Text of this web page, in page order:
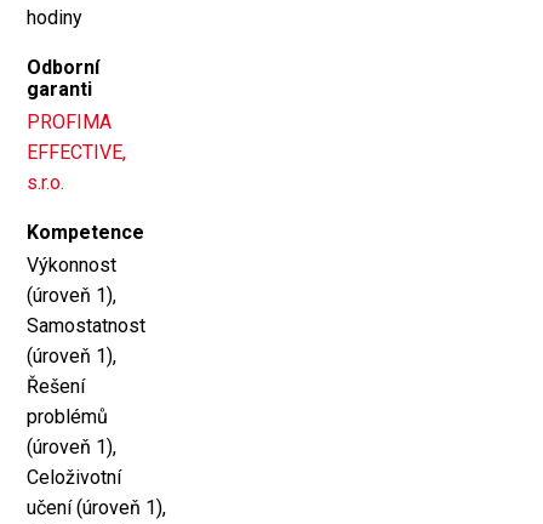
hodiny
Odborní
garanti
PROFIMA
EFFECTIVE,
s.r.o.
Kompetence
Výkonnost
(úroveň 1),
Samostatnost
(úroveň 1),
Řešení
problémů
(úroveň 1),
Celoživotní
učení (úroveň 1),